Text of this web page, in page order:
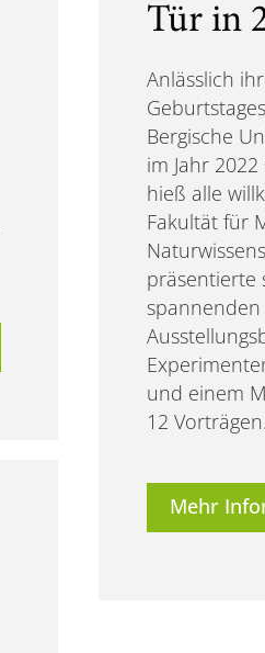
Tür in
Anlässlich
Bergische
im Jahr
hieß alle
Fakultät für
präsentierte
spannenden
und einem
12 Vorträgen.
Mehr